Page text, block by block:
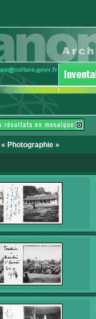
« Photographie »